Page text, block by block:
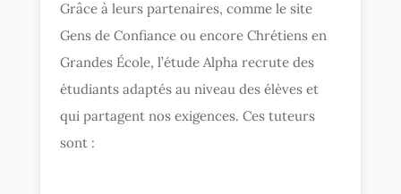
Grâce à leurs partenaires, comme le site
Gens de Confiance ou encore Chrétiens en
Grandes École, l’étude Alpha recrute des
étudiants adaptés au niveau des élèves et
qui partagent nos exigences. Ces tuteurs
sont :